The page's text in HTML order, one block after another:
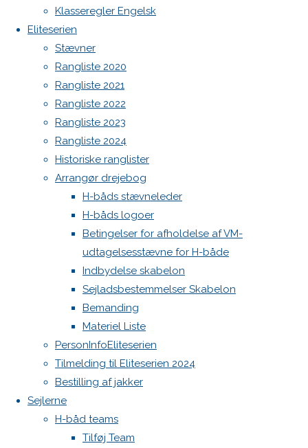
Klasseregler Engelsk
Eliteserien
Stævner
Rangliste 2020
Rangliste 2021
Rangliste 2022
Rangliste 2023
Rangliste 2024
Historiske ranglister
Arrangør drejebog
H-båds stævneleder
H-båds logoer
Betingelser for afholdelse af VM-
udtagelsesstævne for H-både
Indbydelse skabelon
Sejladsbestemmelser Skabelon
Bemanding
Materiel Liste
PersonInfoEliteserien
Tilmelding til Eliteserien 2024
Bestilling af jakker
Sejlerne
H-båd teams
Tilføj Team
i Danske
H-
Bådssejlere
Skriv
et
svar
Din e-
mailadresse
vil ikke
publiceret.
Krævede
felter er
markeret
med*
WordPress.org